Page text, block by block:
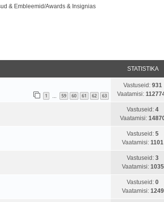
& Embleemid/Awards & Insignias
STATISTIKA
1 59 60 61 62 63
Vastuseid: 931
Vaatamisi:
Vastuseid: 4
Vaatamisi:
Vastuseid: 5
Vaatamisi: 1101
Vastuseid: 3
Vaatamisi: 1035
Vastuseid: 0
Vaatamisi: 1249